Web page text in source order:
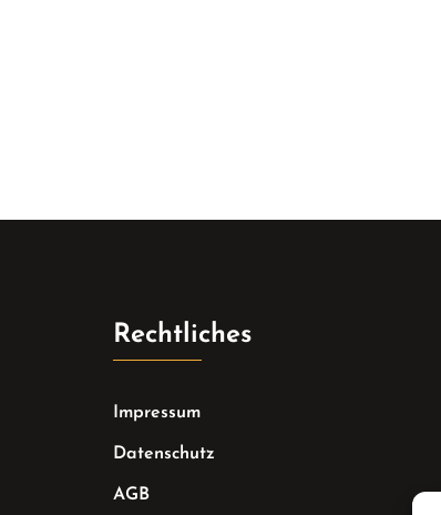
Rechtliches
Impressum
Datenschutz
AGB